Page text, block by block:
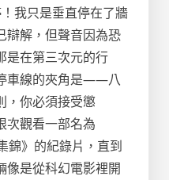
我只是垂直停在了牆
辯解，但聲音因為恐
是在第三次元的行
車線的夾角是——八
，你必須接受懲
次觀看一部名為
錦》的紀錄片，直到
像是從科幻電影裡開